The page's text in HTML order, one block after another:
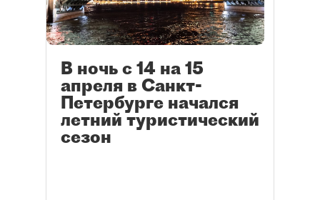
В ночь с 14 на 15
апреля в Санкт-
Петербурге начался
летний туристический
сезон